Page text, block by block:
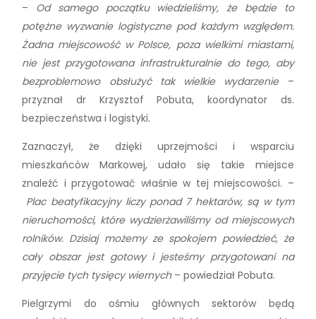
– Od samego początku wiedzieliśmy, że będzie to
potężne wyzwanie logistyczne pod każdym względem.
Żadna miejscowość w Polsce, poza wielkimi miastami,
nie jest przygotowana infrastrukturalnie do tego, aby
bezproblemowo obsłużyć tak wielkie wydarzenie–
przyznał dr Krzysztof Pobuta, koordynator ds.
bezpieczeństwa i logistyki.
Zaznaczył, że dzięki uprzejmości i wsparciu
mieszkańców Markowej, udało się takie miejsce
znaleźć i przygotować właśnie w tej miejscowości. –
Plac beatyfikacyjny liczy ponad 7 hektarów, są w tym
nieruchomości, które wydzierżawiliśmy od miejscowych
rolników. Dzisiaj możemy ze spokojem powiedzieć, że
cały obszar jest gotowy i jesteśmy przygotowani na
przyjęcie tych tysięcy wiernych– powiedział Pobuta.
Pielgrzymi do ośmiu głównych sektorów będą